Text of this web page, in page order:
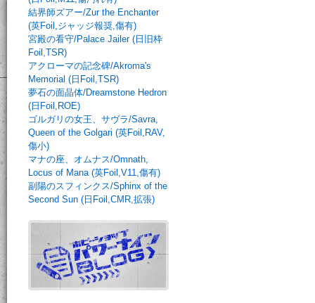
結界師ズアー/Zur the Enchanter
(英Foil,ジャッジ報奨,傷有)
宮殿の看守/Palace Jailer (日旧枠
Foil,TSR)
アクローマの記念碑/Akroma's
Memorial (日Foil,TSR)
夢石の面晶体/Dreamstone Hedron
(日Foil,ROE)
ゴルガリの女王、サヴラ/Savra,
Queen of the Golgari (英Foil,RAV,
傷小)
マナの座、オムナス/Omnath,
Locus of Mana (英Foil,V11,傷有)
副陽のスフィンクス/Sphinx of the
Second Sun (日Foil,CMR,拡張)